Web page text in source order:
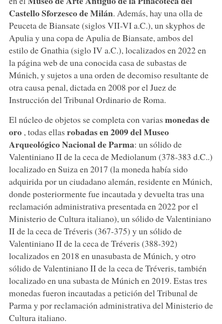
Castello Sforzesco de Milán. Además, hay una olla de
Peuceta de Biansate (siglos VII-VI a.C.), un skyphos de
Apulia y una copa de Apulia de Biansate, ambos del
estilo de Gnathia (siglo IV a.C.), localizados en 2022 en
la página web de una conocida casa de subastas de
Múnich, y sujetos a una orden de decomiso resultante de
otra causa penal, dictada en 2008 por el Juez de
Instrucción del Tribunal Ordinario de Roma.
El núcleo de objetos se completa con varias monedas de
oro , todas ellas robadas en 2009 del Museo
Arqueológico Nacional de Parma: un sólido de
Valentiniano II de la ceca de Mediolanum (378-383 d.C..)
localizado en Suiza en 2017 (la moneda había sido
adquirida por un ciudadano alemán, residente en Múnich,
donde posteriormente fue incautada y devuelta tras una
reclamación administrativa presentada en 2022 por el
Ministerio de Cultura italiano), un sólido de Valentiniano
II de la ceca de Tréveris (367-375) y un sólido de
Valentiniano II de la ceca de Tréveris (388-392)
localizados en 2018 en unasubasta de Múnich, y otro
sólido de Valentiniano II de la ceca de Tréveris, también
localizado en una subasta de Múnich en 2019. Estas tres
monedas fueron incautadas a petición del Tribunal de
Parma y por reclamación administrativa del Ministerio de
Cultura italiano.